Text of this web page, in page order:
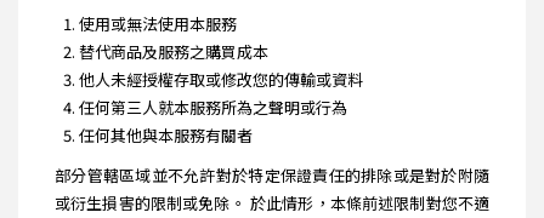
使用或無法使用本服務
替代商品及服務之購買成本
他人未經授權存取或修改您的傳輸或資料
任何第三人就本服務所為之聲明或行為
任何其他與本服務有關者
部分管轄區域並不允許對於特定保證責任的排除或是對於附隨
或衍生損害的限制或免除。 於此情形，本條前述限制對您不適